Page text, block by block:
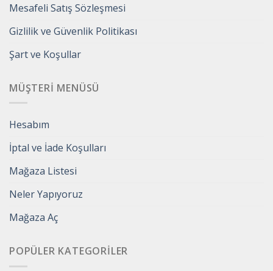
Mesafeli Satış Sözleşmesi
Gizlilik ve Güvenlik Politikası
Şart ve Koşullar
MÜŞTERI MENÜSÜ
Hesabım
İptal ve İade Koşulları
Mağaza Listesi
Neler Yapıyoruz
Mağaza Aç
POPÜLER KATEGORILER